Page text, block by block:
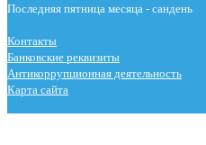
Последняя пятница месяца - сандень
Контакты
Банковские реквизиты
Антикоррупционная деятельность
Карта сайта